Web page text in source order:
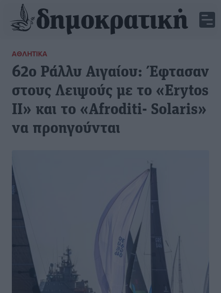
ΑΘΛΗΤΙΚΆ
62ο Ράλλυ Αιγαίου: Έφτασαν
στους Λειψούς με το «Erytos
II» και το «Afroditi- Solaris»
να προηγούνται